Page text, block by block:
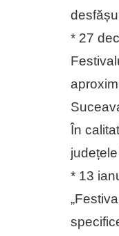
* 27
În
* 13